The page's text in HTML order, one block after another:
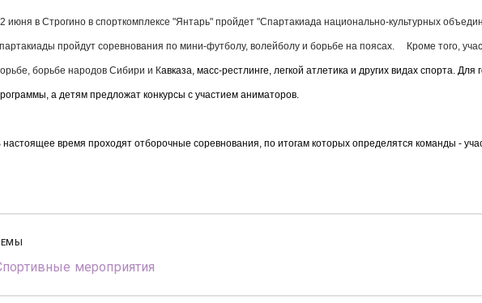
июня в Строгино в спорткомплексе "Янтарь" пройдет "Спартакиада национально-культурных
пройдут соревнования по мини-футболу, волейболу и борьбе на поясах. Кроме того,
борьбе народов Сибири и Кавказа, масс-рестлинге, легкой атлетика и других видах спорта.
а детям предложат конкурсы с участием аниматоров.
настоящее время проходят отборочные соревнования, по итогам которых определятся команды -
мероприятия